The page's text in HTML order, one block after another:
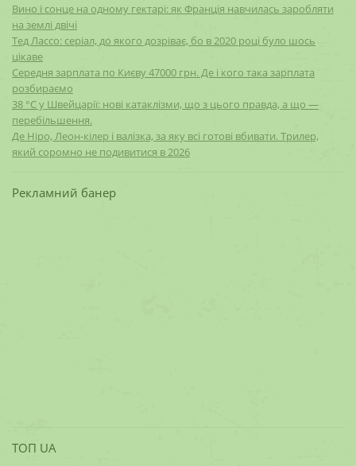
Вино і сонце на одному гектарі: як Франція навчилась заробляти
на землі двічі
Тед Лассо: серіал, до якого дозріває, бо в 2020 році було шось
цікаве
Середня зарплата по Києву 47000 грн. Де і кого така зарплата
розбираємо
38 °C у Швейцарії: нові катаклізми, що з цього правда, а що —
перебільшення.
Де Ніро, Леон-кілер і валізка, за яку всі готові вбивати. Трилер,
який соромно не подивитися в 2026
Рекламний банер
ТОП UA